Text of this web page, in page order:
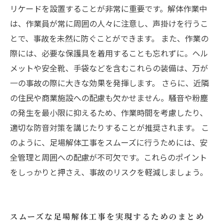
リケードを設置することが非常に重要です。解体作業中
は、作業員が常に周囲の人々に注意し、声掛けを行うこ
とで、事故を未然に防ぐことができます。 また、作業の
際には、必要な保護具を着用することも忘れずに。ヘル
メットや安全靴、手袋などを含むこれらの装備は、万が
一の事故の際に大きな効果を発揮します。 さらに、近隣
の住民や商業施設への配慮も欠かせません。騒音や粉塵
の発生を最小限に抑えるため、作業時間を考慮したり、
適切な防音対策を講じたりすることが推奨されます。 こ
のように、足場解体工事をスムーズに行うためには、安
全管理と周囲への配慮が不可欠です。これらのポイント
をしっかりと押さえ、事故のリスクを軽減しましょう。
スムーズな足場解体工事を実現するためのまとめ